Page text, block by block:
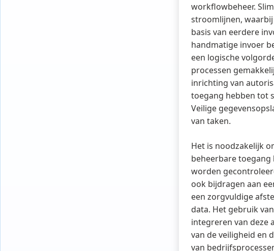
workflowbeheer.
stroomlijnen,
basis van eerdere
handmatige invoer
een logische
processen
inrichting van
toegang hebben tot
Veilige
van taken.
Het is noodzakelijk
beheerbare toegang
worden
ook bijdragen aan
een zorgvuldige
data. Het gebruik
integreren van deze
van de veiligheid en
van